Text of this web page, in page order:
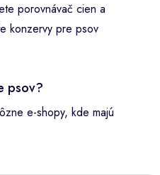
porovnávač cien a
konzervy pre psov
psov?
e-shopy, kde majú